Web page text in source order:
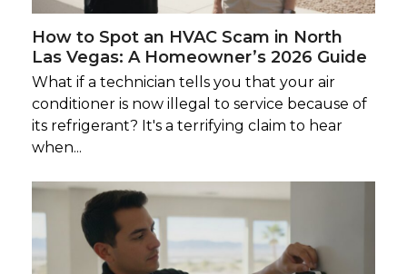
How to Spot an HVAC Scam in North
Las Vegas: A Homeowner’s 2026 Guide
What if a technician tells you that your air
conditioner is now illegal to service because of
its refrigerant? It's a terrifying claim to hear
when...